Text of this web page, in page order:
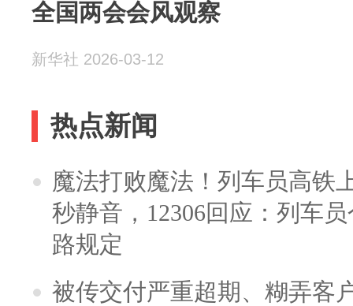
全国两会会风观察
新华社 2026-03-12
热点新闻
魔法打败魔法！列车员高铁
秒静音，12306回应：列车
路规定
被传交付严重超期、糊弄客